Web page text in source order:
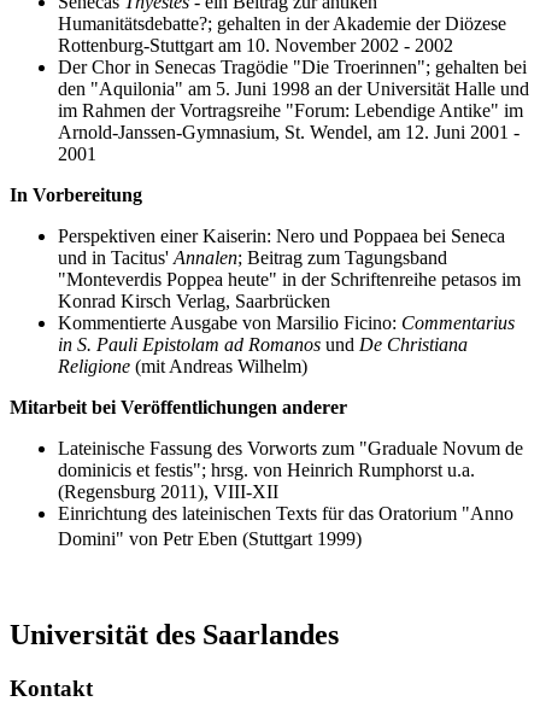
Humanitätsdebatte?; gehalten in der Akademie der Diözese
Rottenburg-Stuttgart am 10. November 2002 - 2002
Der Chor in Senecas Tragödie "Die Troerinnen"; gehalten bei
den "Aquilonia" am 5. Juni 1998 an der Universität Halle und
im Rahmen der Vortragsreihe "Forum: Lebendige Antike" im
Arnold-Janssen-Gymnasium, St. Wendel, am 12. Juni 2001 -
2001
In Vorbereitung
Perspektiven einer Kaiserin: Nero und Poppaea bei Seneca
und in Tacitus' Annalen; Beitrag zum Tagungsband
"Monteverdis Poppea heute" in der Schriftenreihe petasos im
Konrad Kirsch Verlag, Saarbrücken
Kommentierte Ausgabe von Marsilio Ficino: Commentarius
in S. Pauli Epistolam ad Romanos und De Christiana
Religione (mit Andreas Wilhelm)
Mitarbeit bei Veröffentlichungen anderer
Lateinische Fassung des Vorworts zum "Graduale Novum de
dominicis et festis"; hrsg. von Heinrich Rumphorst u.a.
(Regensburg 2011), VIII-XII
Einrichtung des lateinischen Texts für das Oratorium "Anno
Domini" von Petr Eben (Stuttgart 1999)
Universität des Saarlandes
Kontakt